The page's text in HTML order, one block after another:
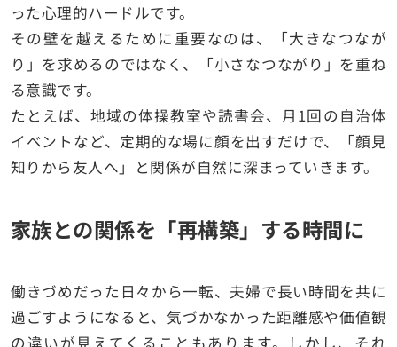
った心理的ハードルです。
その壁を越えるために重要なのは、「大きなつなが
り」を求めるのではなく、「小さなつながり」を重ね
る意識です。
たとえば、地域の体操教室や読書会、月1回の自治体
イベントなど、定期的な場に顔を出すだけで、「顔見
知りから友人へ」と関係が自然に深まっていきます。
家族との関係を「再構築」する時間に
働きづめだった日々から一転、夫婦で長い時間を共に
過ごすようになると、気づかなかった距離感や価値観
の違いが見えてくることもあります。しかし、それ